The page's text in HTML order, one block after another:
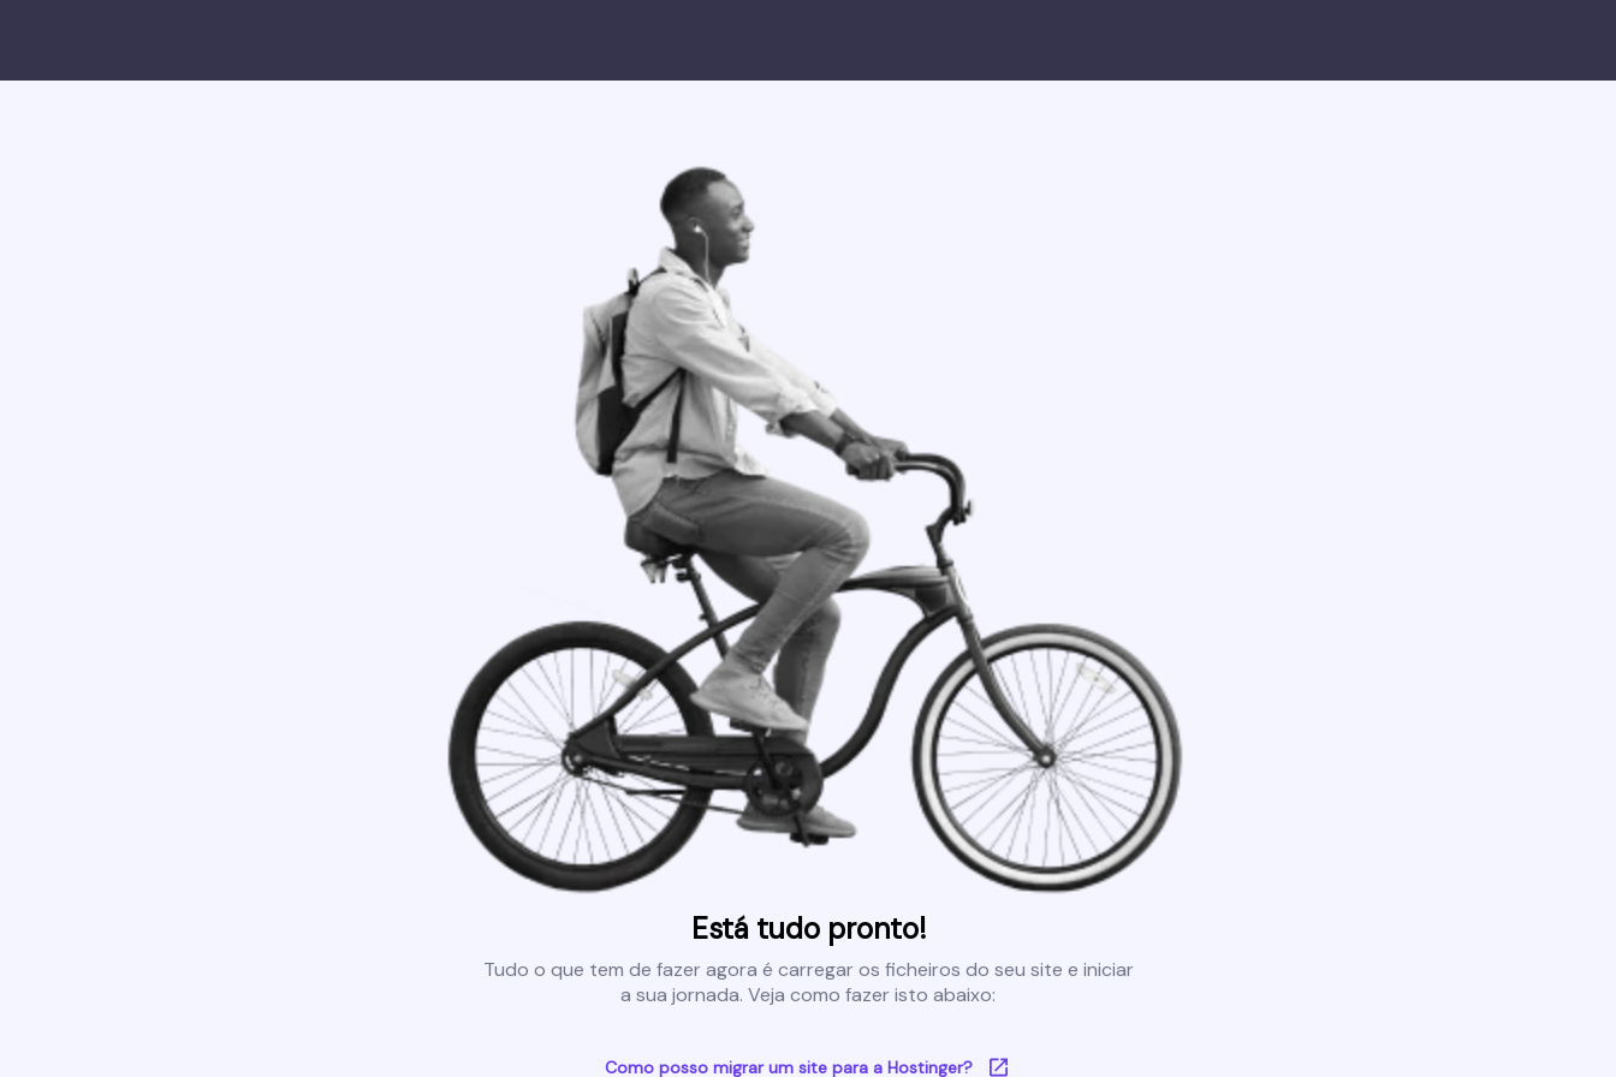
Está tudo pronto!
Tudo o que tem de fazer agora é carregar os ficheiros do seu site e iniciar
a sua jornada. Veja como fazer isto abaixo:
Como posso migrar um site para a Hostinger?